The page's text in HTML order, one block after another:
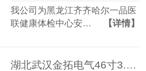
我公司为黑龙江齐齐哈尔一品医
联健康体检中心安…
【详情】
湖北武汉金拓电气46寸3.5mm 3*3+55寸3.5mm 2*2液晶拼接屏